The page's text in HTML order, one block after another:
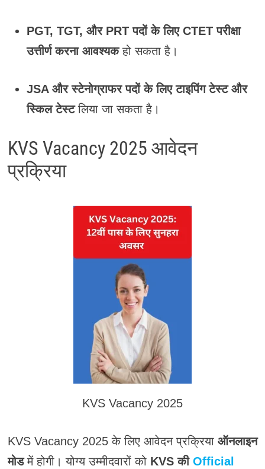
PGT, TGT, और PRT पदों के लिए CTET परीक्षा
उत्तीर्ण करना आवश्यकहो सकता है।
JSA और स्टेनोग्राफर पदों के लिए टाइपिंग टेस्ट और
स्किल टेस्टलिया जा सकता है।
KVS Vacancy 2025 आवेदन
प्रक्रिया
KVS Vacancy 2025
KVS Vacancy 2025 के लिए आवेदन प्रक्रिया ऑनलाइन
मोडमें होगी। योग्य उम्मीदवारों को KVS की Official